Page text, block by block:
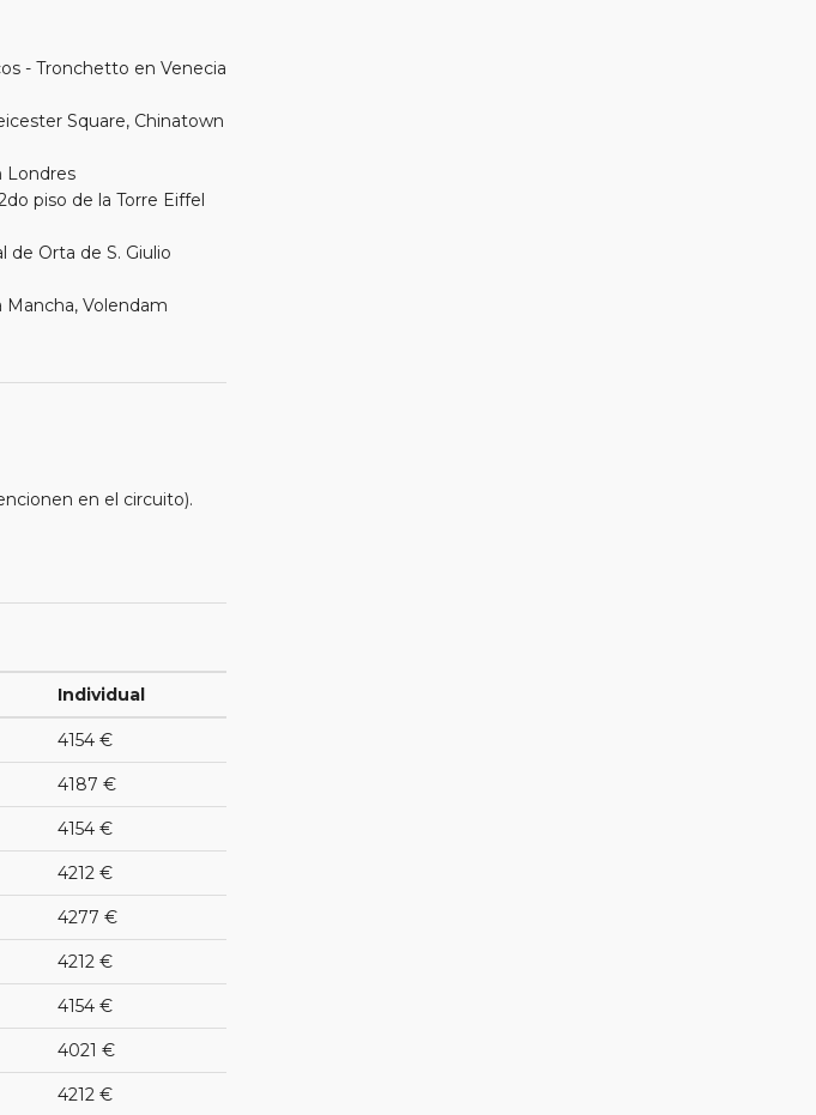
- Tronchetto en Venecia
Square, Chinatown
Londres
piso de la Torre Eiffel
Orta de S. Giulio
Mancha, Volendam
en el circuito).
Individual
4154 €
4187 €
4154 €
4212 €
4277 €
4212 €
4154 €
4021 €
4212 €